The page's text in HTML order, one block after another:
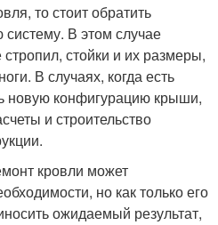
то стоит обратить
В этом случае
стойки и их размеры,
В случаях, когда есть
новую конфигурацию крыши,
и строительство
кровли может
но как только его
ожидаемый результат,